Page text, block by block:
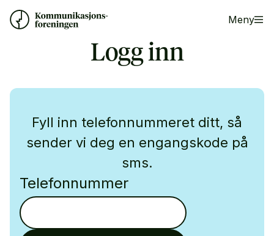
Meny
Logg inn
Fyll inn telefonnummeret ditt, så
sender vi deg en engangskode på
sms.
Telefonnummer